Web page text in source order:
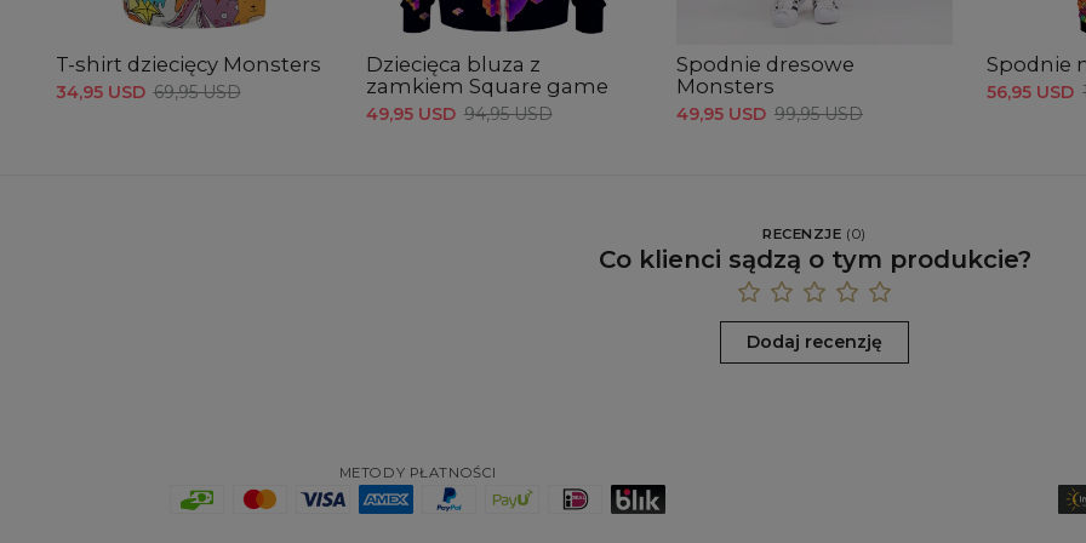
w
B -
T-shirt dziecięcy Monsters
34,95 USD 69,95 USD
Dziecięca bluza z
zamkiem Square game
49,95 USD 94,95 USD
Spodnie dresowe
Monsters
49,95 USD 99,95 USD
Spodnie
56,95 USD
RECENZJE (0)
Co klienci sądzą o tym produkcie?
Dodaj recenzję
METODY PŁATNOŚCI